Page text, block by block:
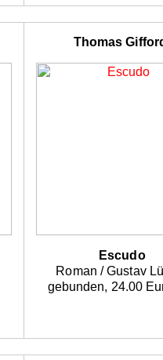
Thomas
Escudo
Roman / Gustav
gebunden, 24.00